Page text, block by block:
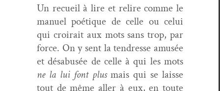
Un recueil à lire et relire comme le
manuel poé­tique de celle ou celui
qui croirait aux mots sans trop, par
force. On y sent la ten­dresse amusée
et dés­abusée de celle à qui les mots
ne la lui font plusmais qui se laisse
tout de même aller à eux, en toute